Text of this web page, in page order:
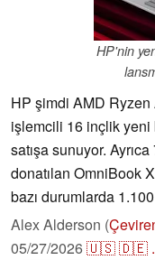
HP'nin
HP şimdi AMD
işlemcili 16 inçlik yeni
satışa sunuyor.
donatılan OmniBook
bazı durumlarda
Alex Alderson (
05/27/2026🇺🇸🇩🇪